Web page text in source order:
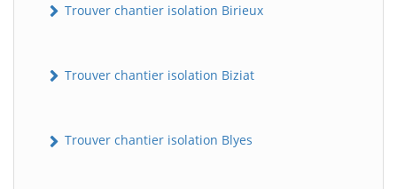
Trouver chantier isolation Birieux
Trouver chantier isolation Biziat
Trouver chantier isolation Blyes